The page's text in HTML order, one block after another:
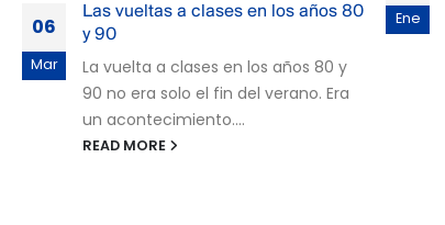
Ene
De pronto, sin aviso, 2016 volvió. En
redes sociales reaparecieron fotos
antiguas, filtros saturados,
canciones que creíamos olvidadas,
retos virales de...
READ MORE
May